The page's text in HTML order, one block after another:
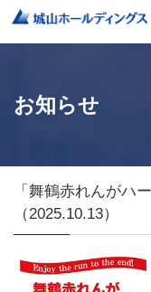
お知らせ
「舞鶴赤れんがハ
（2025.10.13）